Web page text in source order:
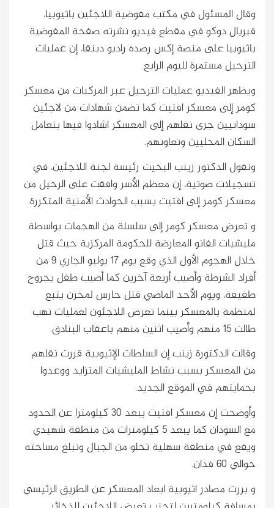
وقال المسئول في مكتب مفوضية اللاجئين باثيوبيا،
قبريال دوكو في مقطع فيديو نشرته صفحة المفوضية
باثيوبيا على منصة إكس رصده راديو دبنقا، إن عمليات
الترحيل مستمرة لليوم الرابع.
ويظهر الفيديو عمليات الترحيل عبر المركبات من معسكر
كومر إلى معسكر افتيت كما تضمن شهادات من لاجئين
سودانيين جرى نقلهم إلى المعسكر اشادوا فيها بتعامل
السكان المحليين وتعاونهم.
وتقول الدكتور زينب البخيت رئيسة لجنة اللاجئين، في
تسجيلات صوتية، إن معظم الأسر وافقت على الرحيل من
معسكر كومر إلى افتيت بسبب الحوادث الأمنية المتكررة.
و تعرض معسكر كومر إلى سلسلة من الهجمات بواسطة
مليشيات الفانو المعارضة للحكومة المركزية حيث قتل
خلال الهجوم الأول الذي وقع يوم 17 يوليو الجاري ٩ من
أفراد الشرطة وأصيب أربعة آخرين كما أصيب طفل بجروح
طفيفة، ويوم الأحد الماضي قتل حارس لمخزن يتبع
لمنظمة بالمعسكر بينما تعرض اللاجئون لعمليات نهب
طالت 15 منهم وأصيب اثنين منهم باعقاب البنادق.
وقالت الدكتورة زينب إن السلطات الإثيوبية قررت نقلهم
من المعسكر بسبب نشاط المليشيات المتزايد ووعدوا
بحمايتهم في الموقع الجديد.
وأوضحت إن معسكر افتيت يبعد 30 كيلومترا عن الحدود
مع السودان كما يبعد 5 كيلومترات من منطقة شهيدي
ويقع في منطقة سهلية تخلو من الجبال وتبلغ مساحته
حوالي 60 فدان.
و بررت مصادر اثيوبية ابعاد المعسكر عن الطريق الرئيسي